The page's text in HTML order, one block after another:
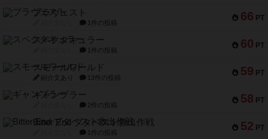
66 PT
ブラヴェスト
1件の投稿
60 PT
スペクタキュラー
1件の投稿
59 PT
スモールワールド
紹介文あり 13件の投稿
58 PT
ギャンブラー
2件の投稿
52 PT
Bitter End ブタペスト救出作戦
1件の投稿